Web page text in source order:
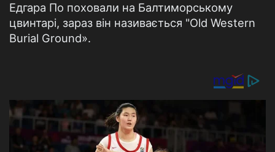
Едгара По поховали на Балтиморському
цвинтарі, зараз він називається "Old Western
Burial Ground».